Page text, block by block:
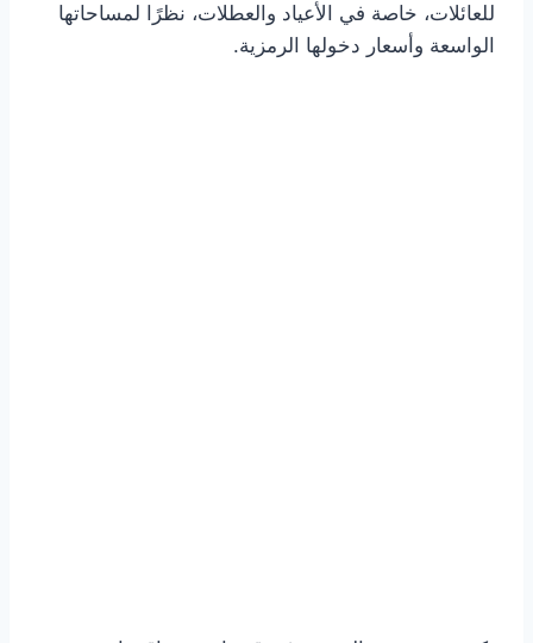
للعائلات، خاصة في الأعياد والعطلات، نظرًا لمساحاتها
الواسعة وأسعار دخولها الرمزية.